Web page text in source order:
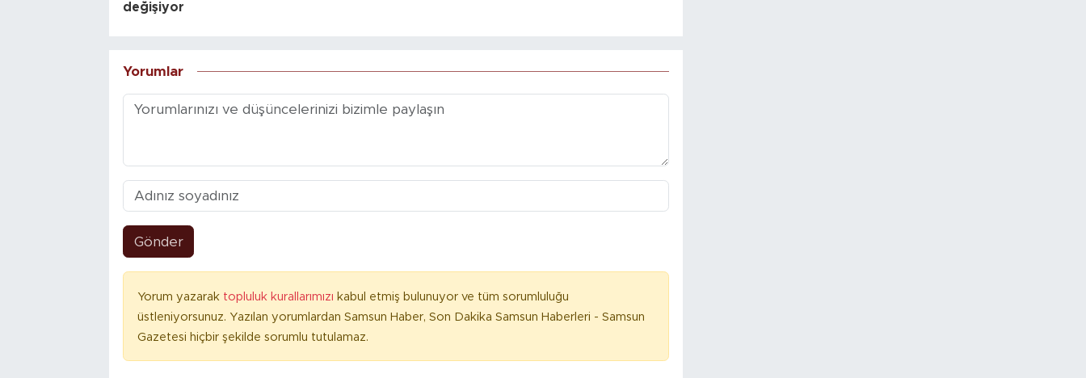
değişiyor
Yorumlar
Gönder
Yorum yazarak topluluk kurallarımızı kabul etmiş bulunuyor ve tüm sorumluluğu
üstleniyorsunuz. Yazılan yorumlardan Samsun Haber, Son Dakika Samsun Haberleri - Samsun
Gazetesi hiçbir şekilde sorumlu tutulamaz.